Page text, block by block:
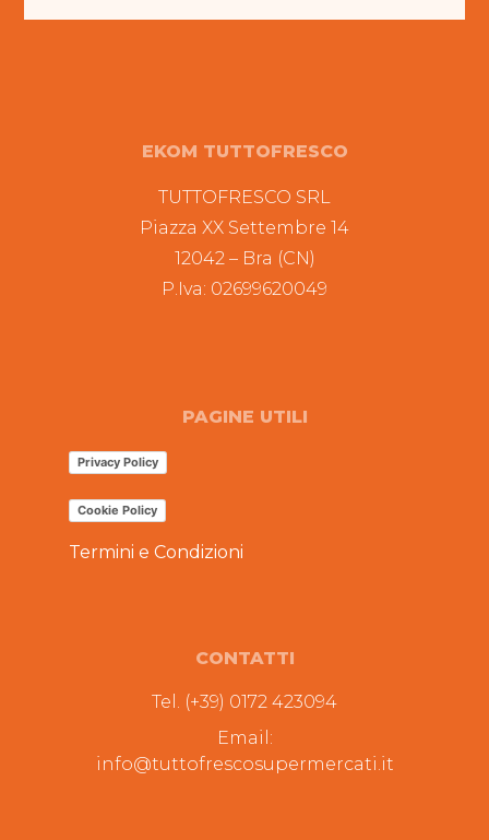
EKOM TUTTOFRESCO
TUTTOFRESCO SRL
Piazza XX Settembre 14
12042 – Bra (CN)
P.Iva: 02699620049
PAGINE UTILI
Privacy Policy
Cookie Policy
Termini e Condizioni
CONTATTI
Tel. (+39) 0172 423094
Email:
info@tuttofrescosupermercati.it